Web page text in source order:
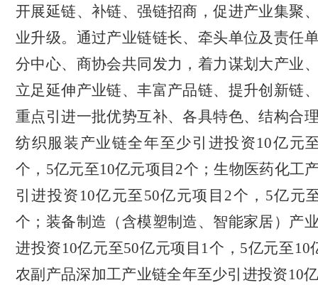
开展延链、补链、强链招商，促进产业集聚
业升级。通过产业链链长、牵头单位及责任
分中心、商协会共同发力，着力谋划大产业
立足延伸产业链、丰富产品链、提升创新链
重点引进一批优势互补、各具特色、结构合
纺织服装产业链全年至少引进投资10亿元
个，5亿元至10亿元项目2个； 生物医药化工
引进投资10亿元至50亿元项目2个，5亿元
个；装备制造（含模塑制造、智能家居）产
进投资10亿元至50亿元项目1个，5亿元至10
农副产品深加工产业链全年至少引进投资10